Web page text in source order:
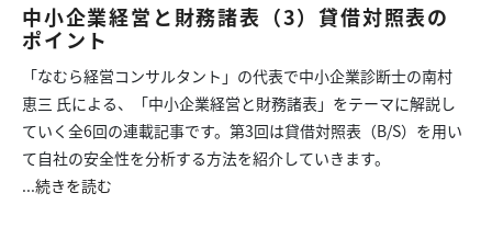
中小企業経営と財務諸表（3）貸借対照表の
ポイント
「なむら経営コンサルタント」の代表で中小企業診断士の南村
恵三 氏による、「中小企業経営と財務諸表」をテーマに解説し
ていく全6回の連載記事です。第3回は貸借対照表（B/S）を用い
て自社の安全性を分析する方法を紹介していきます。
...続きを読む